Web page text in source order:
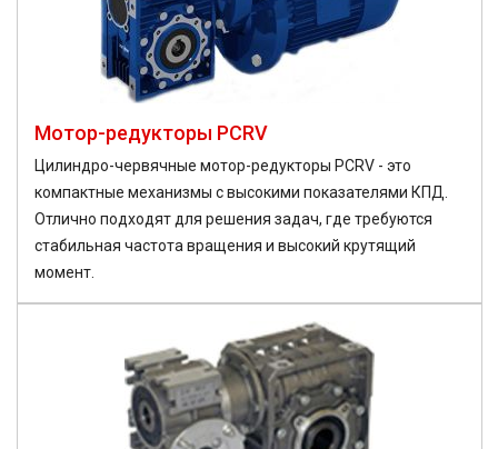
Мотор-редукторы PCRV
Цилиндро-червячные мотор-редукторы PCRV - это
компактные механизмы с высокими показателями КПД.
Отлично подходят для решения задач, где требуются
стабильная частота вращения и высокий крутящий
момент.